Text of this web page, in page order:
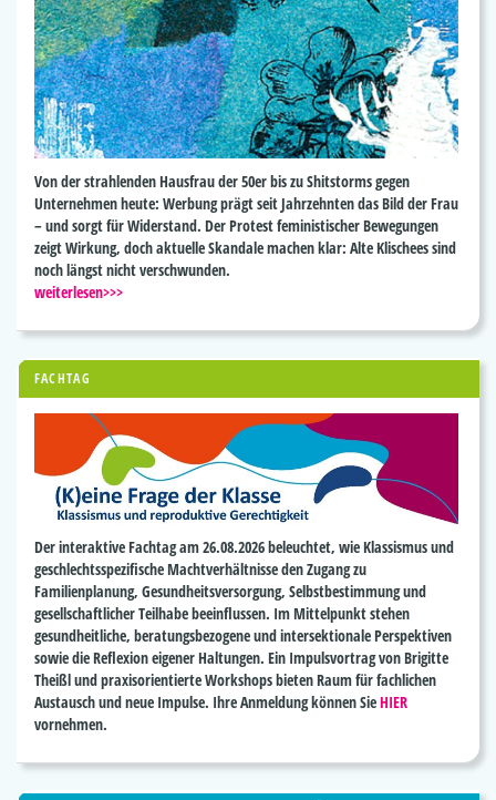
Von der strahlenden Hausfrau der 50er bis zu Shitstorms gegen
Unternehmen heute: Werbung prägt seit Jahrzehnten das Bild der Frau
– und sorgt für Widerstand. Der Protest feministischer Bewegungen
zeigt Wirkung, doch aktuelle Skandale machen klar: Alte Klischees sind
noch längst nicht verschwunden.
weiterlesen>>>
FACHTAG
Der interaktive Fachtag am26.08.2026beleuchtet, wie Klassismus und
geschlechtsspezifische Machtverhältnisse den Zugang zu
Familienplanung, Gesundheitsversorgung, Selbstbestimmung und
gesellschaftlicher Teilhabe beeinflussen. Im Mittelpunkt stehen
gesundheitliche, beratungsbezogene und intersektionale Perspektiven
sowie die Reflexion eigener Haltungen. Ein Impulsvortrag vonBrigitte
Theißlund praxisorientierte Workshops bieten Raum für fachlichen
Austausch und neue Impulse. Ihre Anmeldung können SieHIER
vornehmen.